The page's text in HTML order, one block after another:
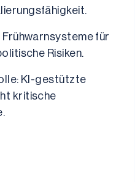
für
Risiken.
KI-gestützte
kritische